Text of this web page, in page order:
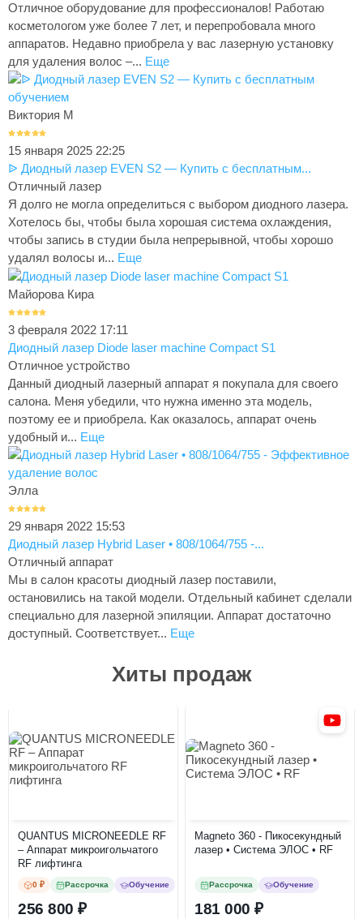
Отличное оборудование для профессионалов! Работаю
косметологом уже более 7 лет, и перепробовала много
аппаратов. Недавно приобрела у вас лазерную установку
для удаления волос –... Еще
Виктория М
15 января 2025 22:25
ᐉ Диодный лазер EVEN S2 — Купить с бесплатным...
Отличный лазер
Я долго не могла определиться с выбором диодного лазера.
Хотелось бы, чтобы была хорошая система охлаждения,
чтобы запись в студии была непрерывной, чтобы хорошо
удалял волосы и... Еще
Майорова Кира
3 февраля 2022 17:11
Диодный лазер Diode laser machine Compact S1
Отличное устройство
Данный диодный лазерный аппарат я покупала для своего
салона. Меня убедили, что нужна именно эта модель,
поэтому ее и приобрела. Как оказалось, аппарат очень
удобный и... Еще
Элла
29 января 2022 15:53
Диодный лазер Hybrid Laser • 808/1064/755 -...
Отличный аппарат
Мы в салон красоты диодный лазер поставили,
остановились на такой модели. Отдельный кабинет сделали
специально для лазерной эпиляции. Аппарат достаточно
доступный. Соответствует... Еще
Хиты продаж
QUANTUS MICRONEEDLE RF
– Аппарат микроигольчатого
RF лифтинга
0 ₽ Рассрочка Обучение
256 800
Magneto 360 - Пикосекундный
лазер • Система ЭЛОС • RF
Рассрочка Обучение
181 000